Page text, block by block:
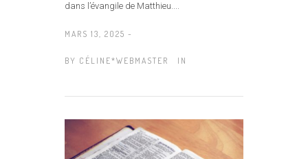
dans l’évangile de Matthieu....
MARS 13, 2025 -
BY CÉLINE*WEBMASTER IN